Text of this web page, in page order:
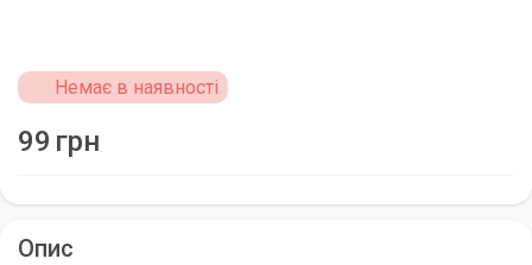
Немає в наявності
99 грн
Опис